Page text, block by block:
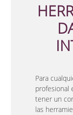
Para
profesional
tener un
las